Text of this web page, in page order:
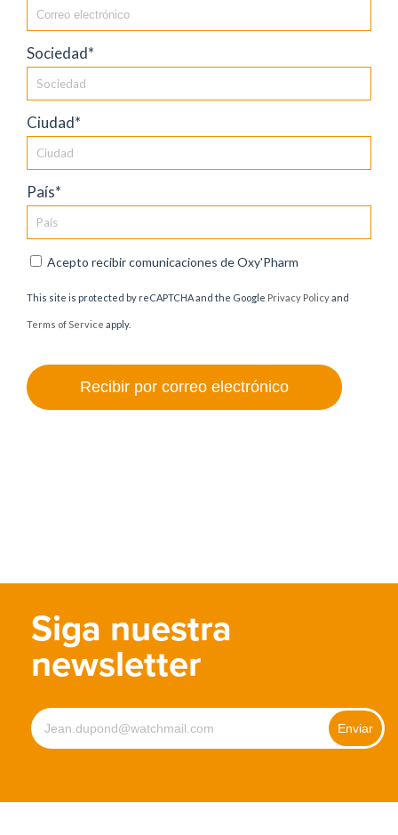
Sociedad*
Ciudad*
País*
Acepto recibir comunicaciones de Oxy'Pharm
This site is protected by reCAPTCHA and the Google Privacy Policyand
Terms of Service apply.
Siga nuestra
newsletter